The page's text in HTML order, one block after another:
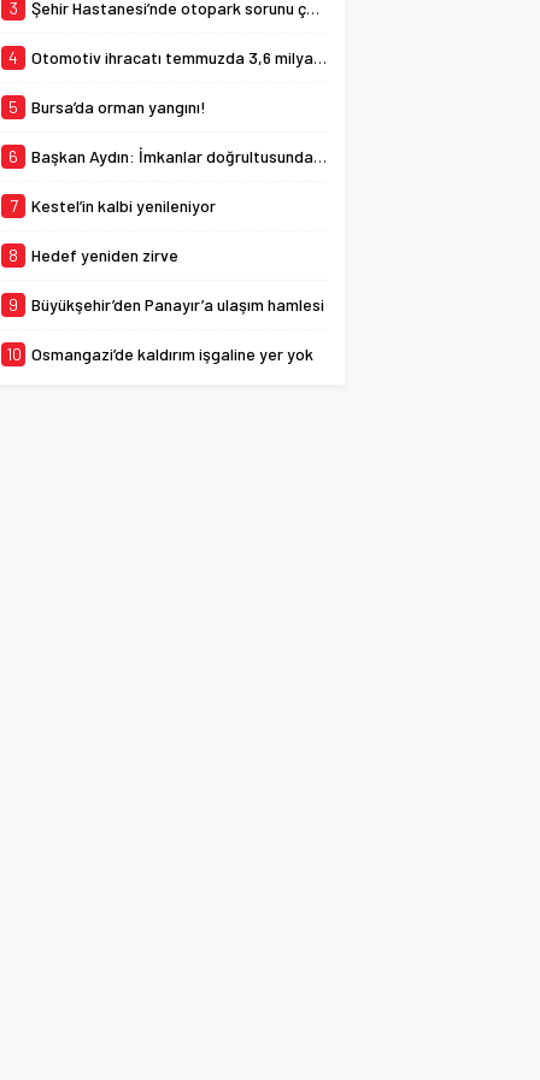
forması giyen 21
3 Şehir Hastanesi’nde otopark sorunu çözülüyor
4 Otomotiv ihracatı temmuzda 3,6 milyar dolara ulaştı
5 Bursa’da orman yangını!
6 Başkan Aydın: İmkanlar doğrultusunda eksiklikleri gidermeye çalışıyoruz
7 Kestel’in kalbi yenileniyor
8 Hedef yeniden zirve
9 Büyükşehir’den Panayır’a ulaşım hamlesi
10 Osmangazi’de kaldırım işgaline yer yok